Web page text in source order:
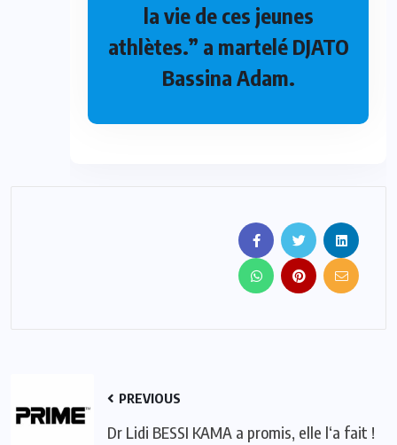
la vie de ces jeunes
athlètes.” a martelé DJATO
Bassina Adam.
PREVIOUS
Dr Lidi BESSI KAMA a promis, elle l‘a fait !